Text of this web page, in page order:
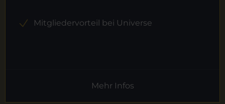
Mitgliedervorteil bei Universe
Mehr Infos